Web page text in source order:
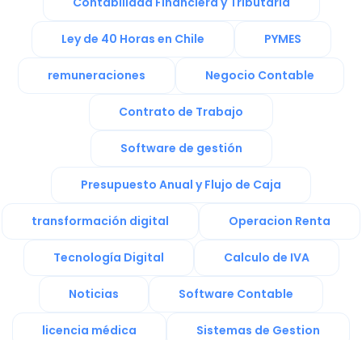
Ley de 40 Horas en Chile PYMES
remuneraciones Negocio Contable
Contrato de Trabajo
Software de gestión
Presupuesto Anual y Flujo de Caja
transformación digital Operacion Renta
Tecnología Digital Calculo de IVA
Noticias Software Contable
licencia médica Sistemas de Gestion